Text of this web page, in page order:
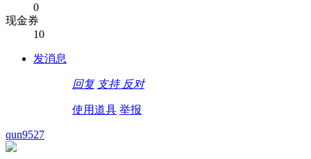
0
现金券
10
发消息
回复 支持 反对
使用道具 举报
qun9527